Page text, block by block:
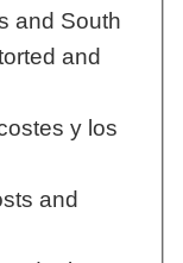
and South
and
y los
and